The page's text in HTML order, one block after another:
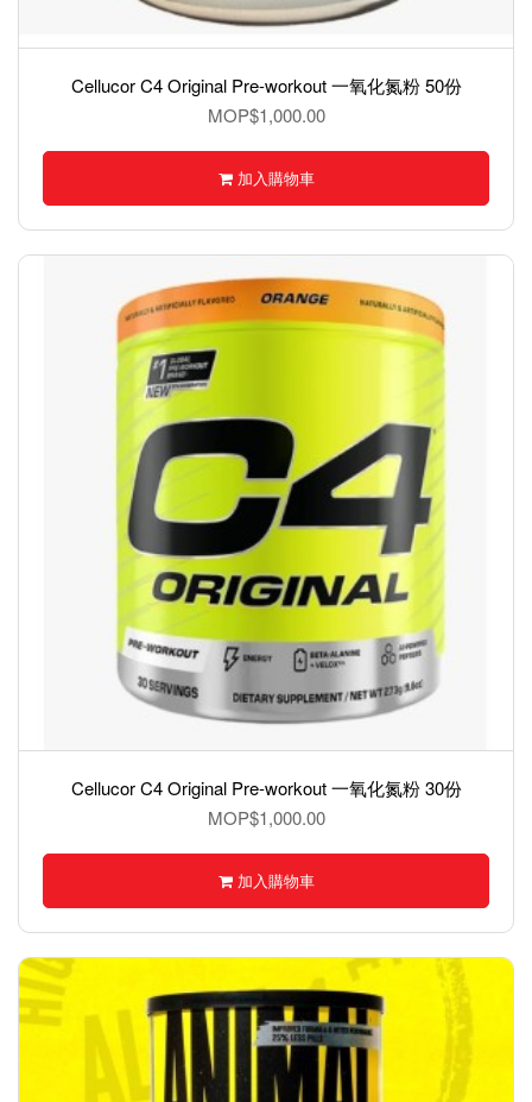
Cellucor C4 Original Pre-workout 一氧化氮粉 50份
MOP$1,000.00
加入購物車
Cellucor C4 Original Pre-workout 一氧化氮粉 30份
MOP$1,000.00
加入購物車